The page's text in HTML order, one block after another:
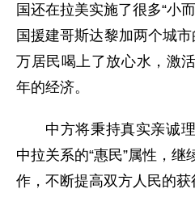
国还在拉美实施了很多“小
国援建哥斯达黎加两个城
万居民喝上了放心水，激
年的经济。
中方将秉持真实亲诚
中拉关系的“惠民”属性，
作，不断提高双方人民的获